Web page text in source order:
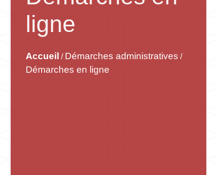
ligne
Accueil / Démarches administratives /
Démarches en ligne